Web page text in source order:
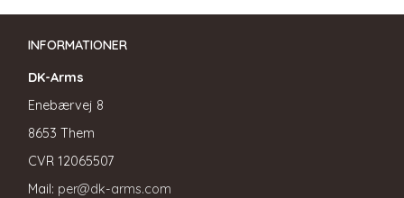
INFORMATIONER
DK-Arms
Enebærvej 8
8653 Them
CVR 12065507
Mail: per@dk-arms.com